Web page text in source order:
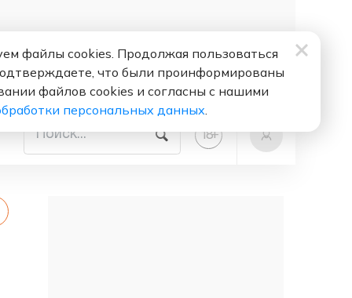
18+
файлы cookies. Продолжая пользоваться
что были проинформированы
файлов cookies и согласны с нашими
персональных данных.